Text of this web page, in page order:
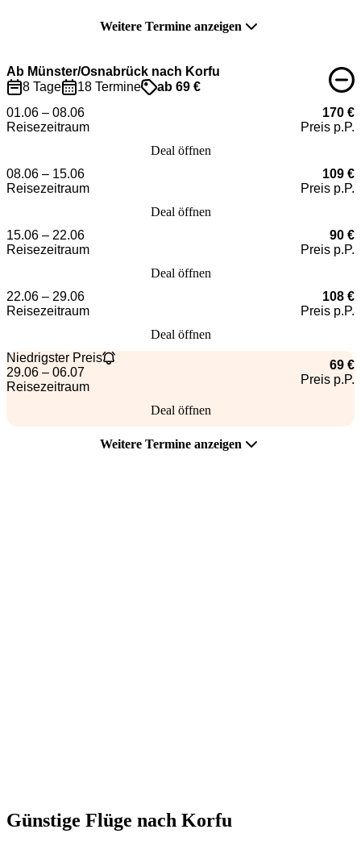
Weitere Termine anzeigen
Ab Münster/Osnabrück nach Korfu
8 Tage
18 Termine
ab 69 €
01.06 – 08.06
Reisezeitraum
170 €
Preis p.P.
Deal öffnen
08.06 – 15.06
Reisezeitraum
109 €
Preis p.P.
Deal öffnen
15.06 – 22.06
Reisezeitraum
90 €
Preis p.P.
Deal öffnen
22.06 – 29.06
Reisezeitraum
108 €
Preis p.P.
Deal öffnen
Niedrigster Preis
29.06 – 06.07
Reisezeitraum
69 €
Preis p.P.
Deal öffnen
Weitere Termine anzeigen
Günstige Flüge nach Korfu